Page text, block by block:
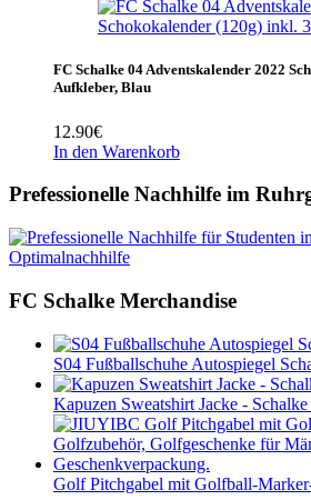
FC Schalke 04 Adventskalender 2022
Aufkleber, Blau
12.90€
In den Warenkorb
Prefessionelle Nachhilfe im
FC Schalke Merchandise
S04 Fußballschuhe Autospiegel
Kapuzen Sweatshirt Jacke - Schalke
Golf Pitchgabel mit Golfball-